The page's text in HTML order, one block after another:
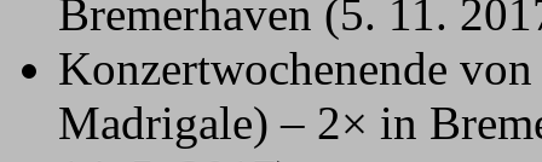
Bremerhaven (5. 11.
Konzertwochenende
Madrigale) – 2× in